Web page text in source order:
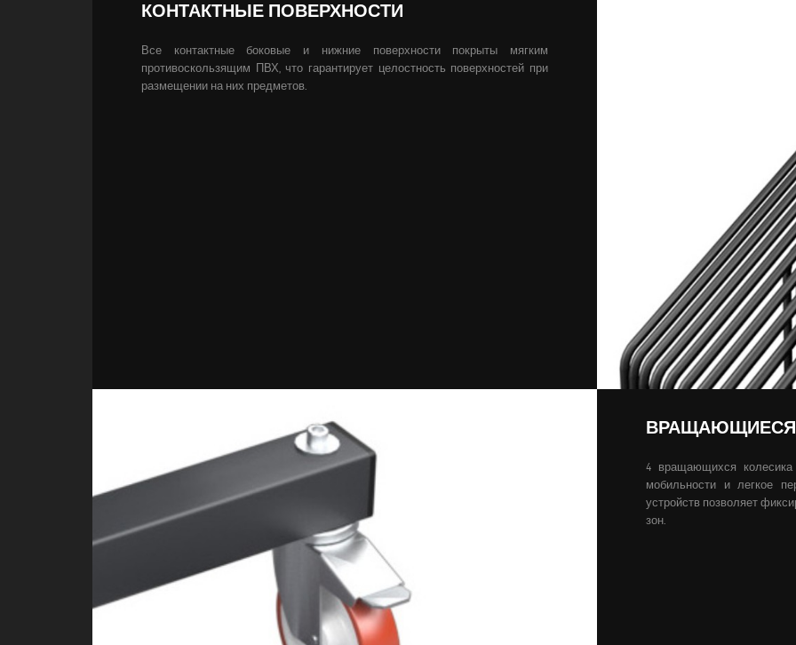
КОНТАКТНЫЕ ПОВЕРХНОСТИ
Все контактные боковые и нижние поверхности покрыты мягким
противоскользящим ПВХ, что гарантирует целостность поверхностей при
размещении на них предметов.
ВРАЩАЮЩИЕСЯ
4 вращающихся
мобильности и легкое
устройств позволяет
зон.